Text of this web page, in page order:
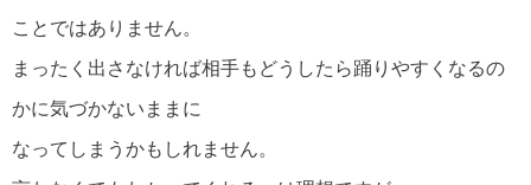
ことではありません。
まったく出さなければ相手もどうしたら踊りやすくなるの
かに気づかないままに
なってしまうかもしれません。